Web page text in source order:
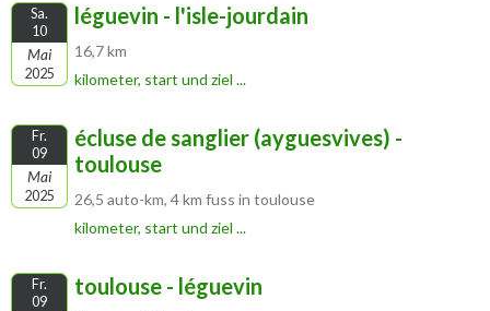
Sa.
10
Mai
2025
léguevin - l'isle-jourdain
16,7 km
kilometer, start und ziel ...
Fr.
09
Mai
2025
écluse de sanglier (ayguesvives) -
toulouse
26,5 auto-km, 4 km fuss in toulouse
kilometer, start und ziel ...
Fr.
09
toulouse - léguevin